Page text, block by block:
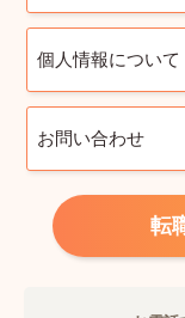
個人情報について
お問い合わせ
転